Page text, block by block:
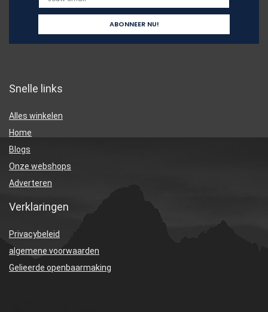
Snelle links
Alles winkelen
Home
Blogs
Onze webshops
Adverteren
Verklaringen
Privacybeleid
algemene voorwaarden
Gelieerde openbaarmaking